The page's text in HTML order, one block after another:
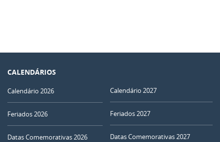
CALENDÁRIOS
Calendário 2026
Feriados 2026
Datas Comemorativas 2026
Calendário 2027
Feriados 2027
Datas Comemorativas 2027